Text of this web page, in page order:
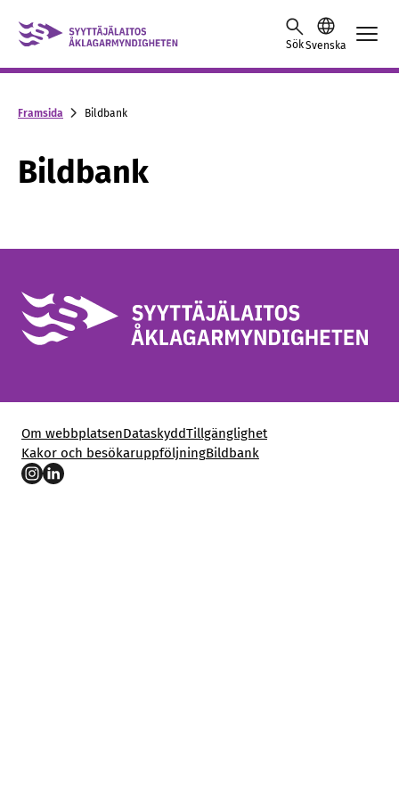
Skip to content -saavutettavuusohje
SökSvenska
Framsida Bildbank
Bildbank
Om webbplatsenDataskyddTillgänglighet
Kakor och besökaruppföljningBildbank